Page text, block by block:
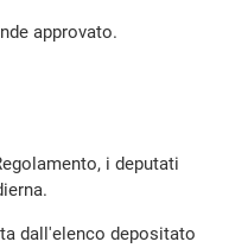
approvato.
i deputati
dall'elenco depositato